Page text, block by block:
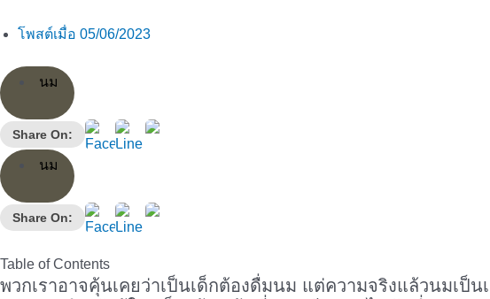
โพสต์เมื่อ 05/06/2023
นม
Share On:
นม
Share On:
Table of Contents
พวกเราอาจคุ้นเคยว่าเป็นเด็กต้องดื่มนม แต่ความจริงแล้วนมเป็